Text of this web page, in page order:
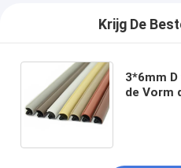
Krijg De
3*6mm
de Vorm